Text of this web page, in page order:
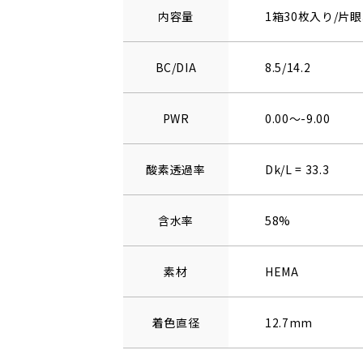
内容量 1箱30枚入り/片
BC/DIA 8.5/14.2
PWR 0.00～-9.00
酸素透過率 Dk/L = 33.3
含水率 58%
素材 HEMA
着色直径 12.7mm